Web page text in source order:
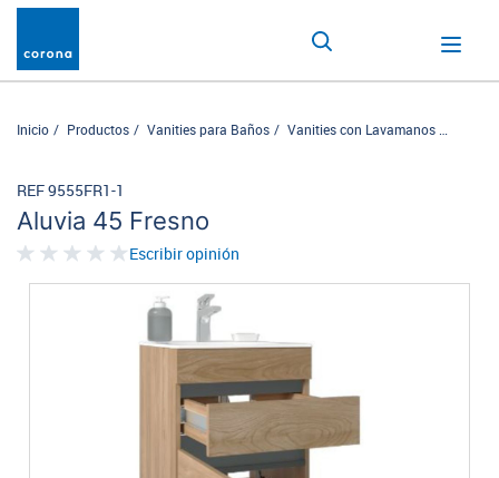
Inicio Productos Vanities para Baños Vanities con Lavamanos
Aluvia 45 Fresno
REF 9555FR1-1
Escribir opinión